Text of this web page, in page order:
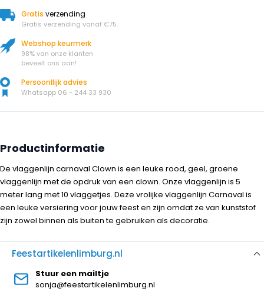
Gratis verzending
Gratis verzending vanaf €75.
Webshop keurmerk
98% van onze klanten
beveelt ons aan!
Persoonllijk advies
Whatsapp 06 - 244 33 930
Productinformatie
De vlaggenlijn carnaval Clown is een leuke rood, geel, groene
vlaggenlijn met de opdruk van een clown. Onze vlaggenlijn is 5
meter lang met 10 vlaggetjes. Deze vrolijke vlaggenlijn Carnaval is
een leuke versiering voor jouw feest en zijn omdat ze van kunststof
zijn zowel binnen als buiten te gebruiken als decoratie.
Feestartikelenlimburg.nl
Stuur een mailtje
sonja@feestartikelenlimburg.nl